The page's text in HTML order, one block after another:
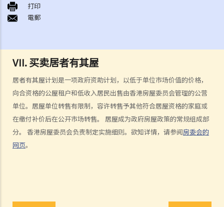
VII. 买卖居者有其屋
居者有其屋计划是一项政府资助计划，以低于单位市场价值的价格，
向合资格的公屋租户和低收入居民出售由香港房屋委员会管理的公营
单位。居屋单位转售有限制，容许转售予其他符合居屋资格的家庭或
在缴付补价后在公开市场转售。 居屋成为政府房屋政策的常规组成部
分。 香港房屋委员会负责制定实施细则。欲知详情，请参阅房委会的
网页。
2. 物业拥有权之形式有几多种类？「全权拥有」、「联权共有」、「分
权共有」有何分别？
4. 我不是物业的登记 / 注册业主（在土地注册处注册的楼契并无写上本
人的姓名），但该物业的全部或部分楼价由我支付。我是否有该物业的
话事权？我可否阻止「注册业主」出售物业？
地产代理服务（连同买卖程序之概述）
1. 我想卖出自己的单位。地产代理可为我提供甚么服务？
2. 作为卖方 / 业主，如果我透过地产代理放售自己的单位，是否一定要
签署地产代理协议？
3. 地产代理可否同时为买卖双方服务？
以索取甚么资料？
打印
電郵